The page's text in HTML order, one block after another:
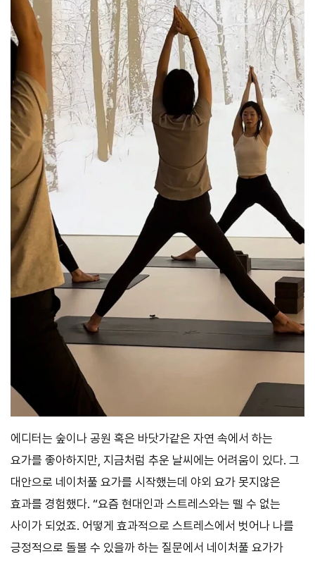
에디터는 숲이나 공원 혹은 바닷가같은 자연 속에서 하는
요가를 좋아하지만, 지금처럼 추운 날씨에는 어려움이 있다. 그
대안으로 네이처풀 요가를 시작했는데 야외 요가 못지않은
효과를 경험했다. “요즘 현대인과 스트레스와는 뗄 수 없는
사이가 되었죠. 어떻게 효과적으로 스트레스에서 벗어나 나를
긍정적으로 돌볼 수 있을까 하는 질문에서 네이처풀 요가가